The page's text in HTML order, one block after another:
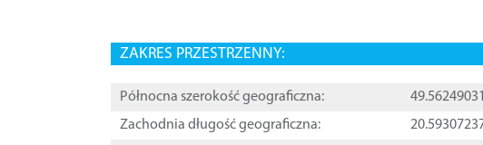
ZAKRES PRZESTRZENNY:
Północna szerokość geograficzna:
Zachodnia długość geograficzna: